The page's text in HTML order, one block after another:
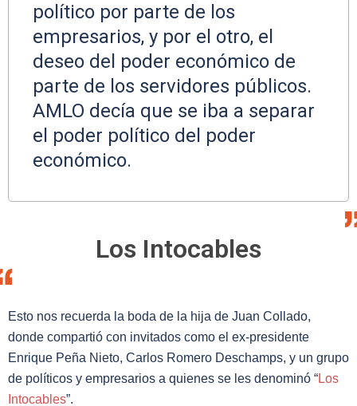
político por parte de los
empresarios, y por el otro, el
deseo del poder económico de
parte de los servidores públicos.
AMLO decía que se iba a separar
el poder político del poder
económico.
Los Intocables
Esto nos recuerda la boda de la hija de Juan Collado,
donde compartió con invitados como el ex-presidente
Enrique Peña Nieto, Carlos Romero Deschamps, y un grupo
de políticos y empresarios a quienes se les denominó “Los
Intocables”.